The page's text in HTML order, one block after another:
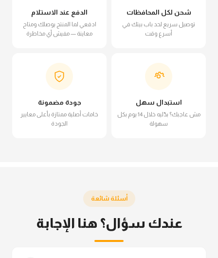
شحن لكل المحافظات
توصيل سريع لحد باب بيتك في
أسرع وقت
الدفع عند الاستلام
ادفعي لما المنتج يوصلك ومتاح
معاينة — مفيش أي مخاطرة
استبدال سهل
مش عاجبك؟ بدّليه خلال 14 يوم بكل
سهولة
جودة مضمونة
خامات أصلية ممتازة بأعلى معايير
الجودة
أسئلة شائعة
عندك سؤال؟ هنا الإجابة